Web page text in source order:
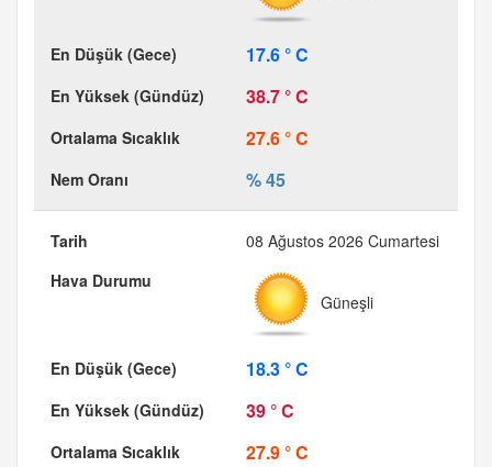
17.6 ° C
38.7 ° C
27.6 ° C
% 45
08 Ağustos 2026 Cumartesi
Güneşli
18.3 ° C
39 ° C
27.9 ° C